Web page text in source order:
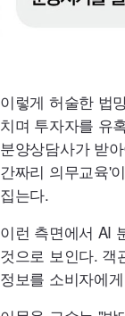
이렇게 허술한 법
치며 투자자를 유
분양상담사가 받
간짜리 의무교육'
집는다.
이런 측면에서 AI
것으로 보인다. 객
정보를 소비자에